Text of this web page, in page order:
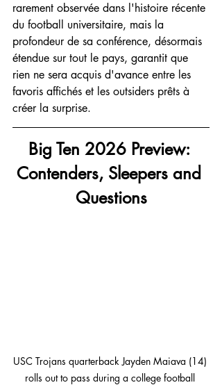
rarement observée dans l'histoire récente
du football universitaire, mais la
profondeur de sa conférence, désormais
étendue sur tout le pays, garantit que
rien ne sera acquis d'avance entre les
favoris affichés et les outsiders prêts à
créer la surprise.
Big Ten 2026 Preview:
Contenders, Sleepers and
Questions
USC Trojans quarterback Jayden Maiava (14)
rolls out to pass during a college football